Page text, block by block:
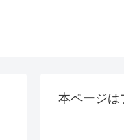
本ページは